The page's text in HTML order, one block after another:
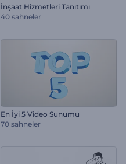
İnşaat Hizmetleri Tanıtımı
40 sahneler
En İyi 5 Video Sunumu
70 sahneler